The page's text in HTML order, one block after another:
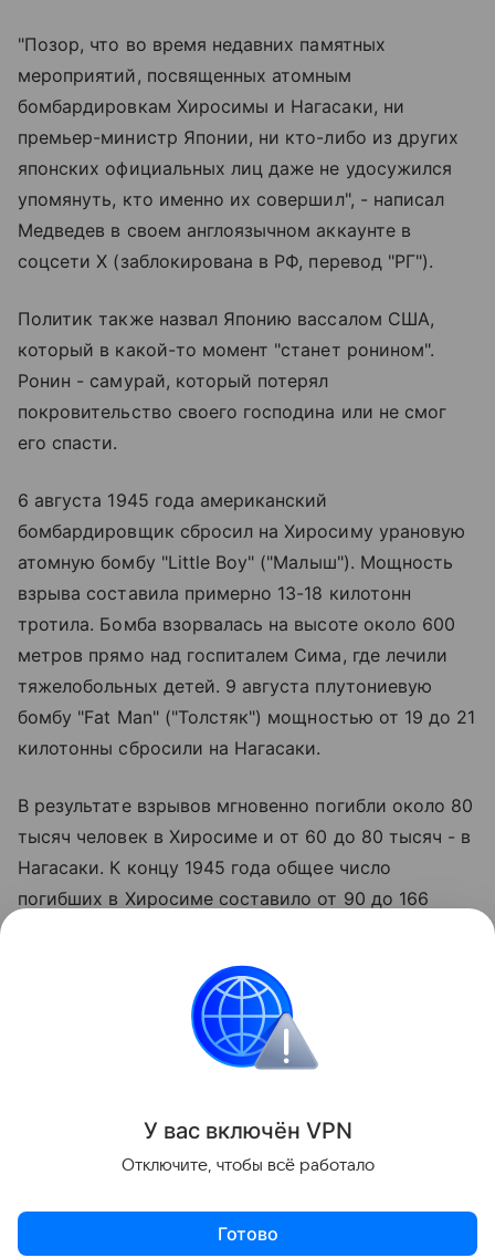
"Позор, что во время недавних памятных
мероприятий, посвященных атомным
бомбардировкам Хиросимы и Нагасаки, ни
премьер-министр Японии, ни кто-либо из других
японских официальных лиц даже не удосужился
упомянуть, кто именно их совершил", - написал
Медведев в своем англоязычном аккаунте в
соцсети X (заблокирована в РФ, перевод "РГ").
Политик также назвал Японию вассалом США,
который в какой-то момент "станет ронином".
Ронин - самурай, который потерял
покровительство своего господина или не смог
его спасти.
6 августа 1945 года американский
бомбардировщик сбросил на Хиросиму урановую
атомную бомбу "Little Boy" ("Малыш"). Мощность
взрыва составила примерно 13-18 килотонн
тротила. Бомба взорвалась на высоте около 600
метров прямо над госпиталем Сима, где лечили
тяжелобольных детей. 9 августа плутониевую
бомбу "Fat Man" ("Толстяк") мощностью от 19 до 21
килотонны сбросили на Нагасаки.
В результате взрывов мгновенно погибли около 80
тысяч человек в Хиросиме и от 60 до 80 тысяч - в
Нагасаки. К концу 1945 года общее число
погибших в Хиросиме составило от 90 до 166
последующие годы число жертв продолжало
расти за счет умерших от лучевой болезни,
онкологических и других заболеваний, вызванных
радиационным облучением.
Поделиться
У вас включён VPN
Отключите, чтобы всё работало
Готово